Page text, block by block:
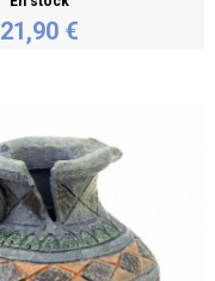
21,90 €